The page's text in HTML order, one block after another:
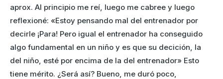
aprox. Al principio me reí, luego me cabree y luego
reflexioné: «Estoy pensando mal del entrenador por
decirle ¡Para! Pero igual el entrenador ha conseguido
algo fundamental en un niño y es que su decición, la
del niño, esté por encima de la del entrenador» Esto
tiene mérito. ¿Será así? Bueno, me duró poco,